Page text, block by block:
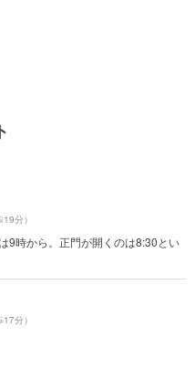
19分）
9時から。正門が開くのは8:30とい
17分）